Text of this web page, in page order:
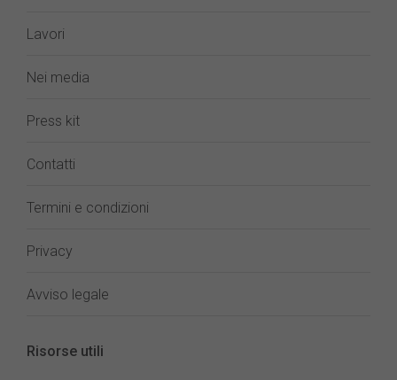
Lavori
Nei media
Press kit
Contatti
Termini e condizioni
Privacy
Avviso legale
Risorse utili